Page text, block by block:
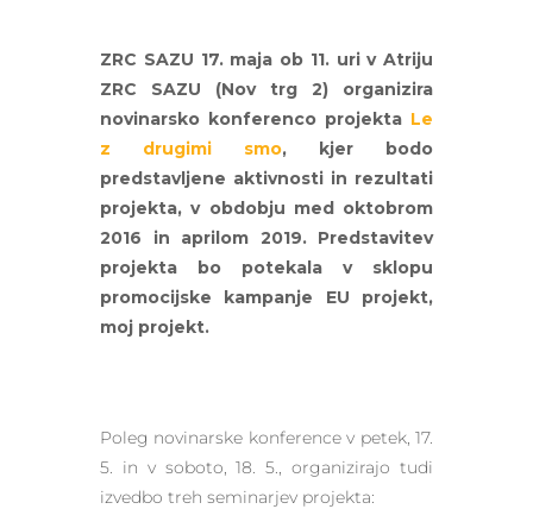
ZRC SAZU 17. maja ob 11. uri v Atriju
ZRC SAZU (Nov trg 2) organizira
novinarsko konferenco projekta Le
z drugimi smo, kjer bodo
predstavljene aktivnosti in rezultati
projekta, v obdobju med oktobrom
2016 in aprilom 2019. Predstavitev
projekta bo potekala v sklopu
promocijske kampanje EU projekt,
moj projekt.
Poleg novinarske konference v petek, 17.
5. in v soboto, 18. 5., organizirajo tudi
izvedbo treh seminarjev projekta: